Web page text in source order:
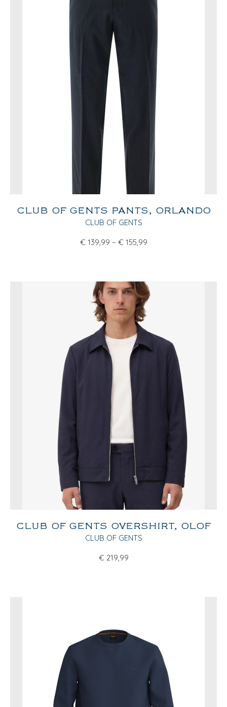
CLUB OF GENTS PANTS, ORLANDO
CLUB OF GENTS
€ 139,99 – € 155,99
CLUB OF GENTS OVERSHIRT, OLOF
CLUB OF GENTS
€ 219,99